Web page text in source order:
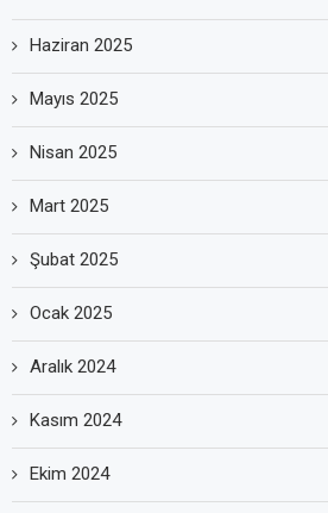
Haziran 2025
Mayıs 2025
Nisan 2025
Mart 2025
Şubat 2025
Ocak 2025
Aralık 2024
Kasım 2024
Ekim 2024